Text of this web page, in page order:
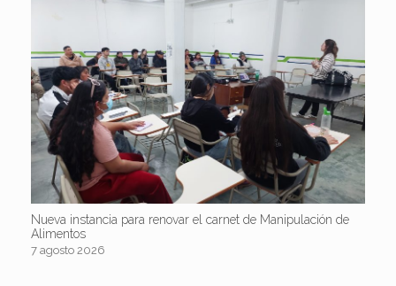
Nueva instancia para renovar el carnet de Manipulación de
Alimentos
7 agosto 2026